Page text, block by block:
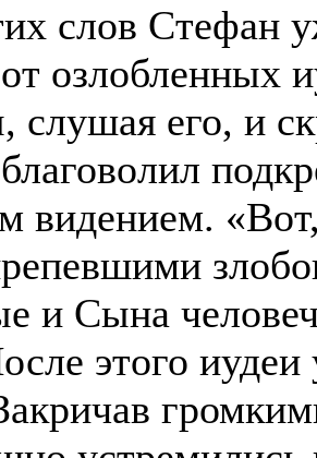
слов Стефан
озлобленных
слушая его, и
видением.
и Сына
этого